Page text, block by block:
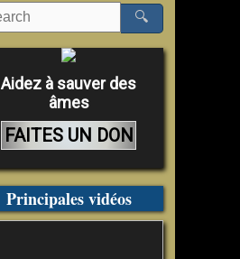
🔍
Aidez à sauver des
âmes
FAITES UN DON
Principales vidéos